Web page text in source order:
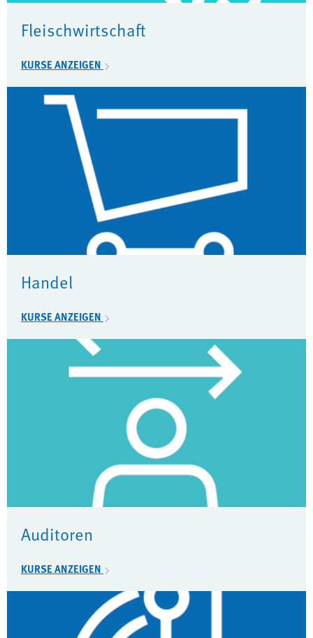
Fleischwirtschaft
KURSE ANZEIGEN
Handel
KURSE ANZEIGEN
Auditoren
KURSE ANZEIGEN